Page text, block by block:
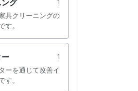
グ
具クリーニングの
。
1
ーを通じて改善イ
。